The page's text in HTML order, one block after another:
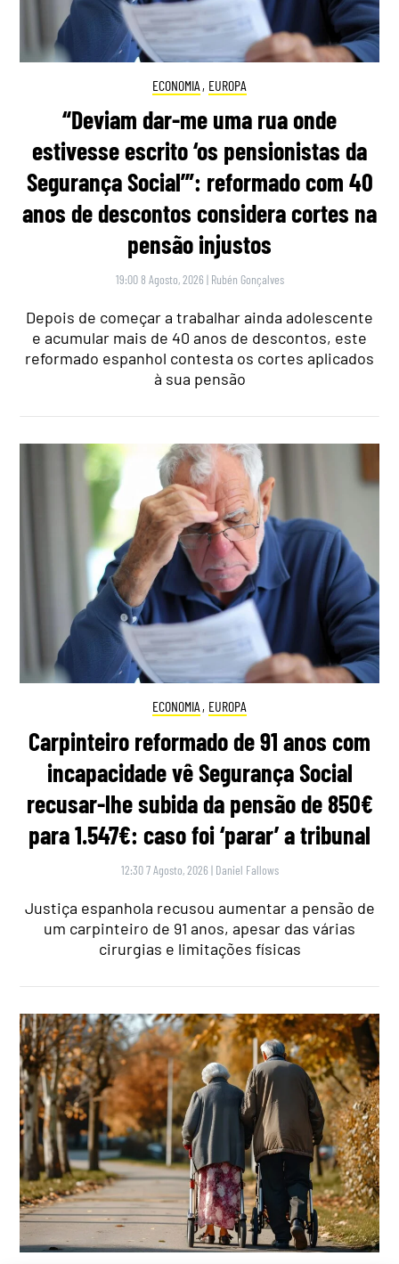
ECONOMIA , EUROPA
“Deviam dar-me uma rua onde
estivesse escrito ‘os pensionistas da
Segurança Social’”: reformado com 40
anos de descontos considera cortes na
pensão injustos
19:00 8 Agosto, 2026 | Rubén Gonçalves
Depois de começar a trabalhar ainda adolescente
e acumular mais de 40 anos de descontos, este
reformado espanhol contesta os cortes aplicados
à sua pensão
ECONOMIA , EUROPA
Carpinteiro reformado de 91 anos com
incapacidade vê Segurança Social
recusar-lhe subida da pensão de 850€
para 1.547€: caso foi ‘parar’ a tribunal
12:30 7 Agosto, 2026 | Daniel Fallows
Justiça espanhola recusou aumentar a pensão de
um carpinteiro de 91 anos, apesar das várias
cirurgias e limitações físicas